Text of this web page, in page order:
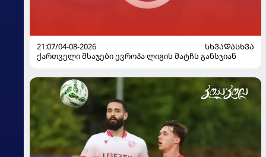
21:07/04-08-2026
ᲡᲮᲕᲐᲓᲐᲡᲮᲕᲐ
ქართველი მსაჯები ევროპა ლიგის მატჩს განსჯიან